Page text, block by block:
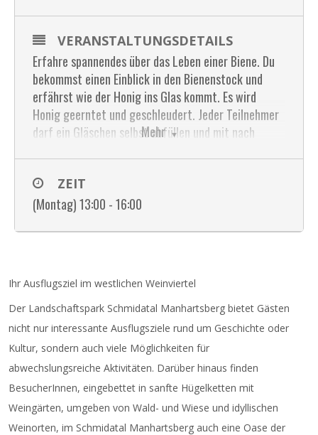
Mehr
VERANSTALTUNGSDETAILS
Erfahre spannendes über das Leben einer Biene. Du
bekommst einen Einblick in den Bienenstock und
erfährst wie der Honig ins Glas kommt. Es wird
Honig geerntet und geschleudert. Jeder Teilnehmer
darf ein Gläschen selbst abfüllen und mit nach
Zusatzinformation: Bienen haben einen Stachel. Die
Möglichkeit besteht, dass sie diesen einsetzen.
Aufgrund meiner bienenpädagogischen Erfahrungen,
Bienenstiche aufweisen, bitte ich Sie Ihr Kind nicht
anzumelden.
freiwillige Spende!
Organisator: NÖ Imkereiverband Ortsgruppe
Maissau
Anmeldung bitte bei Thomas Klepp unter 0664/22
69 076 oderthklepp@hotmail.comerbeten!
ZEIT
(Montag) 13:00 - 16:00
Ihr Ausflugsziel im westlichen Weinviertel
Der Landschaftspark Schmidatal Manhartsberg bietet Gästen
nicht nur interessante Ausflugsziele rund um Geschichte oder
Kultur, sondern auch viele Möglichkeiten für
abwechslungsreiche Aktivitäten. Darüber hinaus finden
BesucherInnen, eingebettet in sanfte Hügelketten mit
Weingärten, umgeben von Wald- und Wiese und idyllischen
Weinorten, im Schmidatal Manhartsberg auch eine Oase der